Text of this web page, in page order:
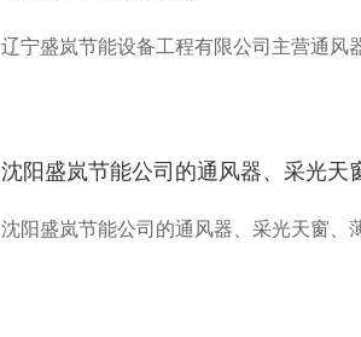
辽宁盛岚节能设备工程有限公司主营通风
沈阳盛岚节能公司的通风器、采光天
沈阳盛岚节能公司的通风器、采光天窗、